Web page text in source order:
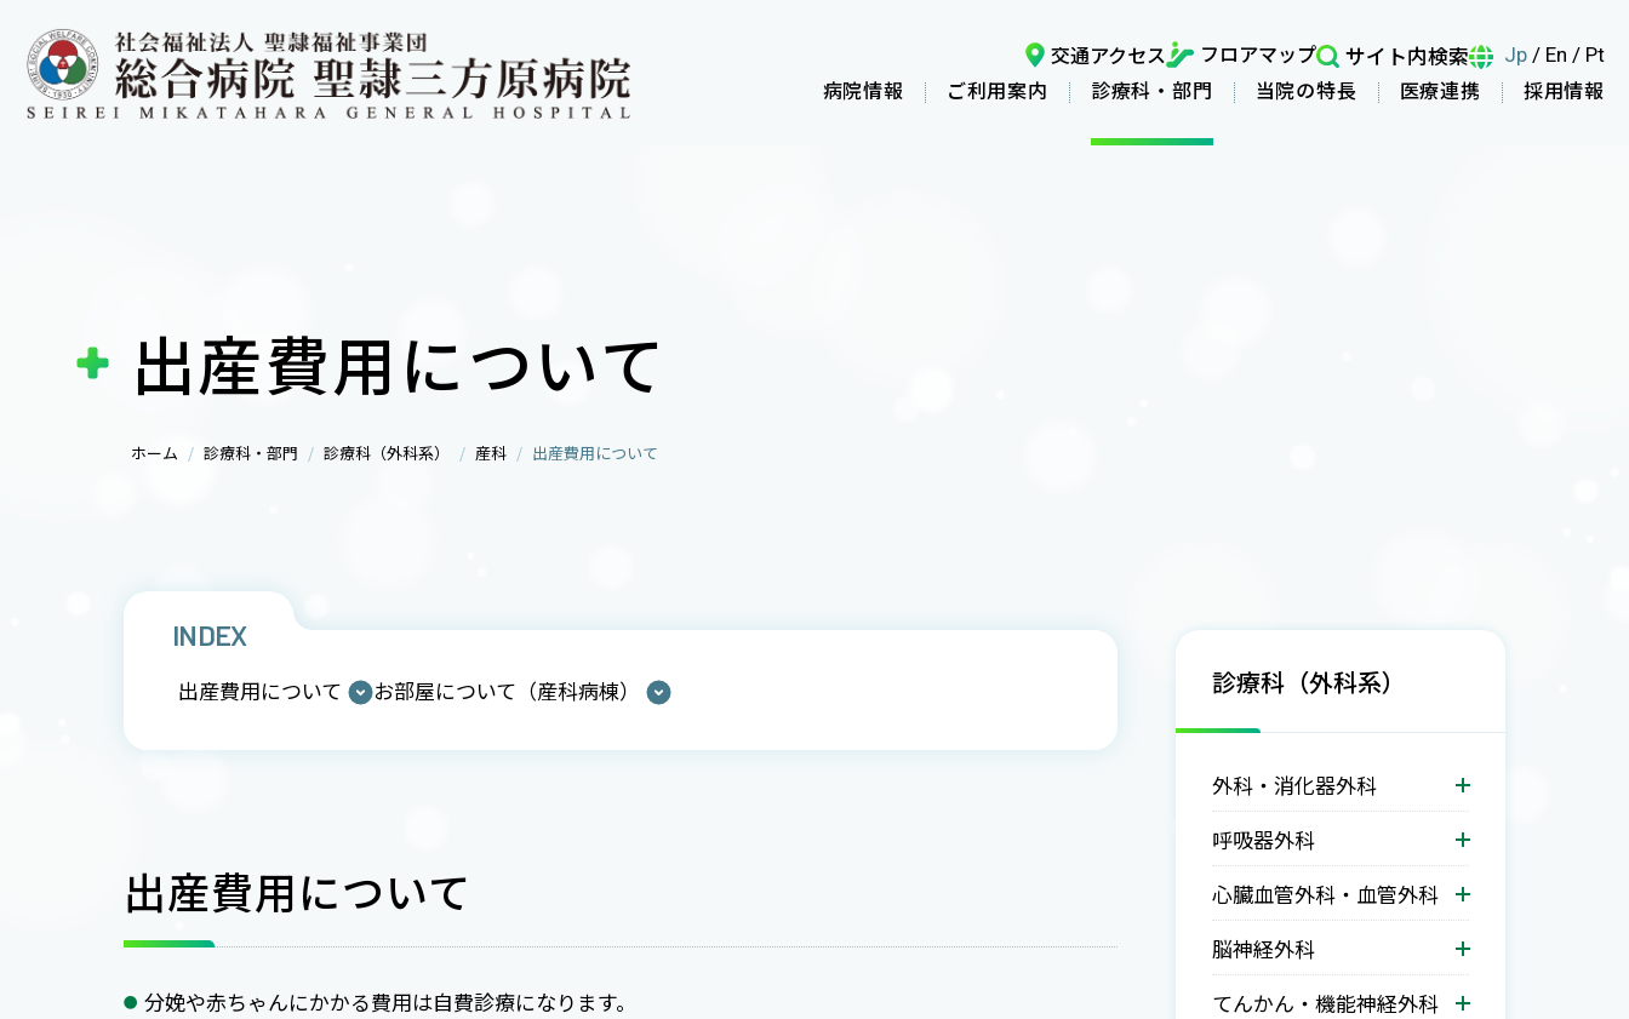
病院情報 ご利用案内 診療科・部門 当院の特長 医療連携 採用情報
交通アクセス フロアマップ サイト内検索 Jp / En / Pt
出産費用について
ホーム 診療科・部門 診療科（外科系） 産科 出産費用について
INDEX
出産費用について お部屋について（産科病棟）
出産費用について
分娩や赤ちゃんにかかる費用は自費診療になります。
診療科（外科系）
外科・消化器外科
呼吸器外科
心臓血管外科・血管外科
脳神経外科
てんかん・機能神経外科